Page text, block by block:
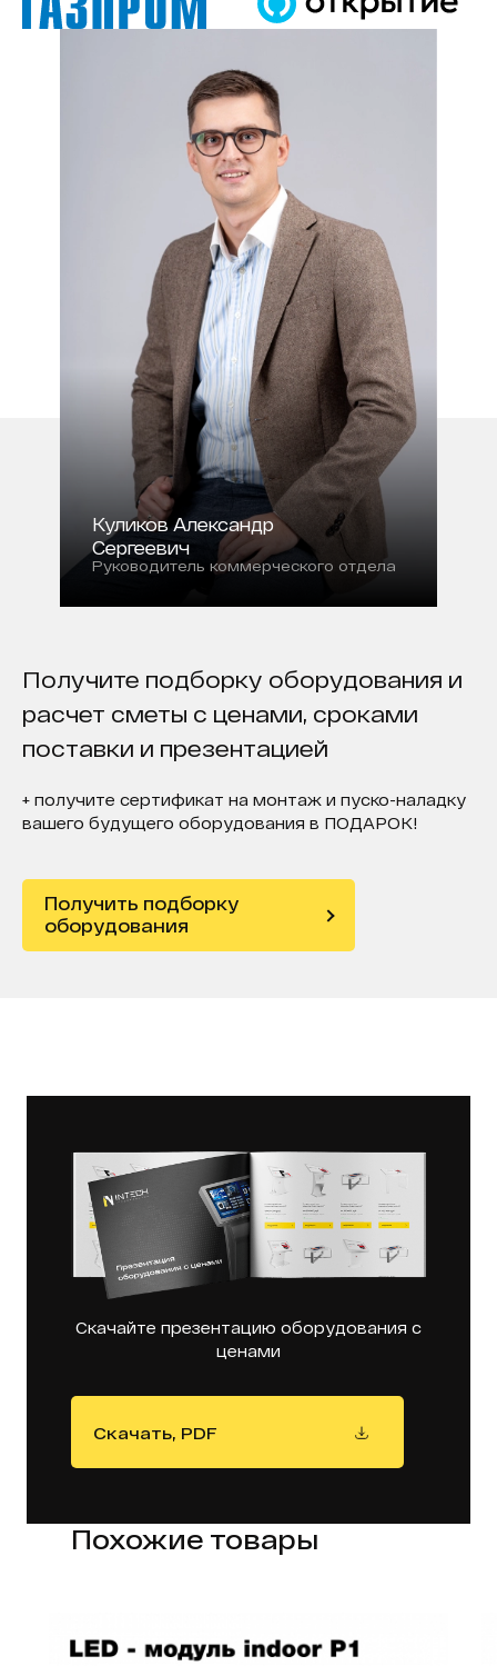
Куликов Александр
Сергеевич
Руководитель коммерческого отдела
Получите подборку оборудования и
расчет сметы с ценами, сроками
поставки и презентацией
+ получите сертификат на монтаж и пуско-наладку
вашего будущего оборудования в ПОДАРОК!
Получить подборку
оборудования
Скачайте презентацию оборудования с
ценами
Скачать, PDF
Похожие товары